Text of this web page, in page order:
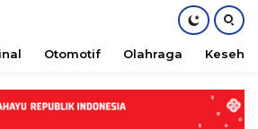
Otomotif Olahraga